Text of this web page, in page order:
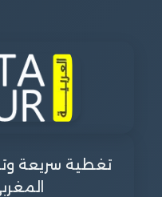
تغطية سريعة